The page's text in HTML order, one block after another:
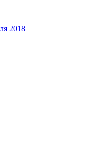
2018